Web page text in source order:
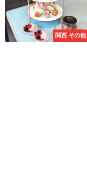
関西 その他